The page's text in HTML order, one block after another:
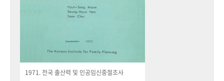
1971. 전국 출산력 및 인공임신중절조사